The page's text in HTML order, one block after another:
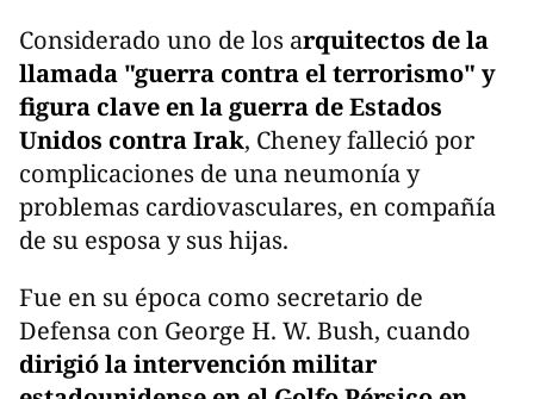
Considerado uno de los arquitectos de la
llamada "guerra contra el terrorismo" y
figura clave en la guerra de Estados
Unidos contra Irak, Cheney falleció por
complicaciones de una neumonía y
problemas cardiovasculares, en compañía
de su esposa y sus hijas.
Fue en su época como secretario de
Defensa con George H. W. Bush, cuando
dirigió la intervención militar